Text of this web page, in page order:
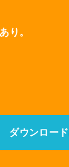
り。
ダウンロー